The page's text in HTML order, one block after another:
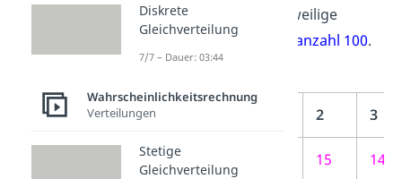
berechnen, teilst du die jeweilige
Anzahldurch dieVersuchsanzahl 100.
Du erhältst dann:
Würfelergebnis 2 3
Anzahl H 15 14
Diskrete
Gleichverteilung
7/7 – Dauer: 03:44
Wahrscheinlichkeitsrechnung
Verteilungen
Stetige
Gleichverteilung